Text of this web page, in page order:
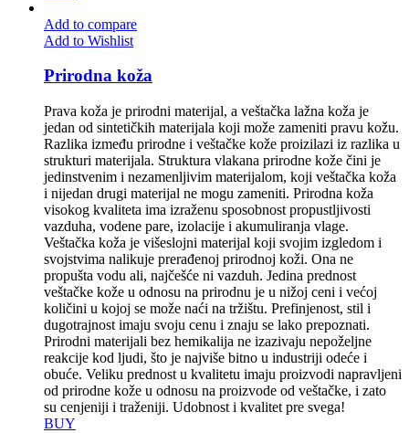
Add to compare
Add to Wishlist
Prirodna koža
Prava koža je prirodni materijal, a veštačka lažna koža je
jedan od sintetičkih materijala koji može zameniti pravu kožu.
Razlika između prirodne i veštačke kože proizilazi iz razlika u
strukturi materijala. Struktura vlakana prirodne kože čini je
jedinstvenim i nezamenljivim materijalom, koji veštačka koža
i nijedan drugi materijal ne mogu zameniti. Prirodna koža
visokog kvaliteta ima izraženu sposobnost propustljivosti
vazduha, vodene pare, izolacije i akumuliranja vlage.
Veštačka koža je višeslojni materijal koji svojim izgledom i
svojstvima nalikuje prerađenoj prirodnoj koži. Ona ne
propušta vodu ali, najčešće ni vazduh. Jedina prednost
veštačke kože u odnosu na prirodnu je u nižoj ceni i većoj
količini u kojoj se može naći na tržištu. Prefinjenost, stil i
dugotrajnost imaju svoju cenu i znaju se lako prepoznati.
Prirodni materijali bez hemikalija ne izazivaju nepoželjne
reakcije kod ljudi, što je najviše bitno u industriji odeće i
obuće. Veliku prednost u kvalitetu imaju proizvodi napravljeni
od prirodne kože u odnosu na proizvode od veštačke, i zato
su cenjeniji i traženiji. Udobnost i kvalitet pre svega!
BUY